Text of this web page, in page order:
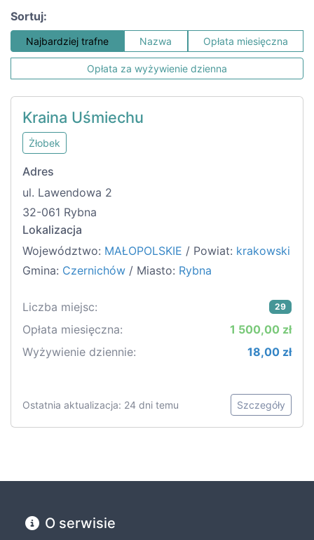
Sortuj:
Najbardziej trafne Nazwa Opłata miesięczna
Opłata za wyżywienie dzienna
Kraina Uśmiechu
Żłobek
Adres
ul. Lawendowa 2
32-061 Rybna
Lokalizacja
Województwo: MAŁOPOLSKIE / Powiat: krakowski
Gmina: Czernichów / Miasto: Rybna
Liczba miejsc: 29
Opłata miesięczna:
1 500,00 zł
Wyżywienie dziennie:
18,00 zł
Ostatnia aktualizacja: 24 dni temu Szczegóły
O serwisie